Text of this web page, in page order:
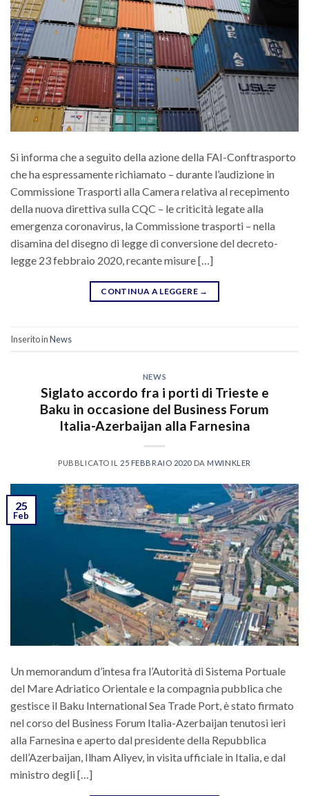
Si informa che a seguito della azione della FAI-Conftrasporto
che ha espressamente richiamato – durante l’audizione in
Commissione Trasporti alla Camera relativa al recepimento
della nuova direttiva sulla CQC – le criticità legate alla
emergenza coronavirus, la Commissione trasporti – nella
disamina del disegno di legge di conversione del decreto-
legge 23 febbraio 2020, recante misure […]
CONTINUA A LEGGERE →
Inserito inNews
NEWS
Siglato accordo fra i porti di Trieste e
Baku in occasione del Business Forum
Italia-Azerbaijan alla Farnesina
PUBBLICATO IL 25 FEBBRAIO 2020 DA MWINKLER
25
Feb
Un memorandum d’intesa fra l’Autorità di Sistema Portuale
del Mare Adriatico Orientale e la compagnia pubblica che
gestisce il Baku International Sea Trade Port, è stato firmato
nel corso del Business Forum Italia-Azerbaijan tenutosi ieri
alla Farnesina e aperto dal presidente della Repubblica
dell’Azerbaijan, Ilham Aliyev, in visita ufficiale in Italia, e dal
ministro degli […]